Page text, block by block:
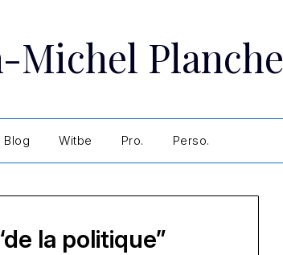
Michel Planche
Blog Witbe Pro. Perso.
la politique”